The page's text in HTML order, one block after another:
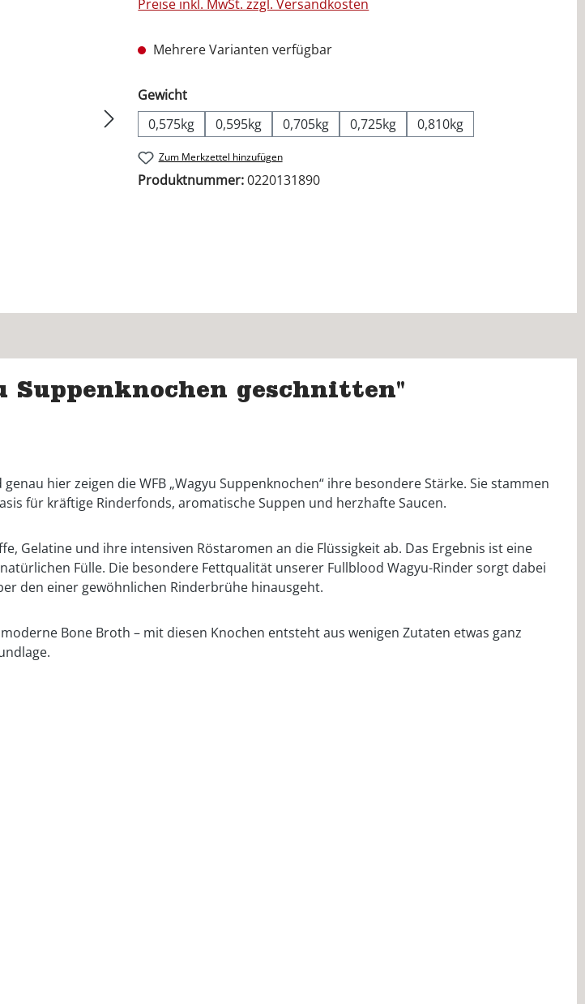
Preise inkl. MwSt. zzgl. Versandkosten
Mehrere Varianten verfügbar
Gewichtauswählen
0,575kg
0,595kg 0,705kg 0,725kg 0,810kg
Zum Merkzettel hinzufügen
Produktnummer:0220131890
geschnitten"
hier zeigen die WFB „Wagyu Suppenknochen“ ihre besondere Stärke. Sie stammen
für kräftige Rinderfonds, aromatische Suppen und herzhafte Saucen.
Gelatine und ihre intensiven Röstaromen an die Flüssigkeit ab. Das Ergebnis ist eine
Fülle. Die besondere Fettqualität unserer Fullblood Wagyu-Rinder sorgt dabei
den einer gewöhnlichen Rinderbrühe hinausgeht.
Bone Broth – mit diesen Knochen entsteht aus wenigen Zutaten etwas ganz